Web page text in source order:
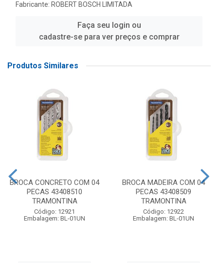
Fabricante: ROBERT BOSCH LIMITADA
Faça seu login ou
cadastre-se para ver preços e comprar
Produtos Similares
BROCA CONCRETO COM 04
PECAS 43408510
TRAMONTINA
Código: 12921
Embalagem: BL-01UN
BROCA MADEIRA COM 04
PECAS 43408509
TRAMONTINA
Código: 12922
Embalagem: BL-01UN